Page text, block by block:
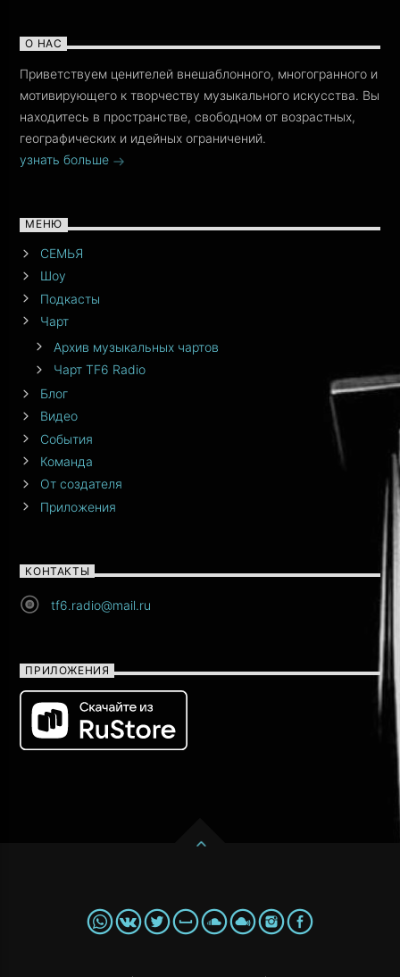
О НАС
Приветствуем ценителей внешаблонного, многогранного и
мотивирующего к творчеству музыкального искусства. Вы
находитесь в пространстве, свободном от возрастных,
географических и идейных ограничений.
узнать больше
МЕНЮ
СЕМЬЯ
Шоу
Подкасты
Чарт
Архив музыкальных чартов
Чарт TF6 Radio
Блог
Видео
События
Команда
От создателя
Приложения
КОНТАКТЫ
tf6.radio@mail.ru
ПРИЛОЖЕНИЯ